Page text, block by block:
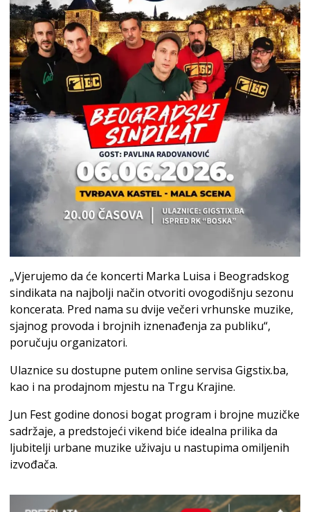
„Vjerujemo da će koncerti Marka Luisa i Beogradskog
sindikata na najbolji način otvoriti ovogodišnju sezonu
koncerata. Pred nama su dvije večeri vrhunske muzike,
sjajnog provoda i brojnih iznenađenja za publiku“,
poručuju organizatori.
Ulaznice su dostupne putem online servisa Gigstix.ba,
kao i na prodajnom mjestu na Trgu Krajine.
Jun Fest godine donosi bogat program i brojne muzičke
sadržaje, a predstojeći vikend biće idealna prilika da
ljubitelji urbane muzike uživaju u nastupima omiljenih
izvođača.